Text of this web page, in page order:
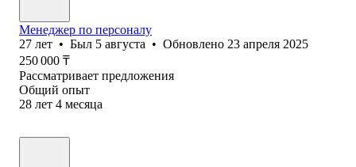
Менеджер по персоналу
27 лет • Был 5 августа • Обновлено 23 апреля 2025
250 000 ₸
Рассматривает предложения
Общий опыт
28 лет 4 месяца